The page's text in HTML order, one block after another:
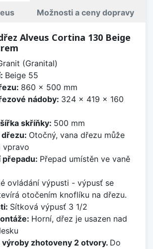
Možnosti a ceny dopravy
Alveus Cortina 130 Beige
(Granital)
Beige 55
860 x 500 mm
nádoby: 324 x 419 x 160
skříňky: 500 mm
Otočný, vana dřezu může
vpravo
přepadu: Přepad umístěn ve vaně
ovládání výpusti - výpusť se
otočením knoflíku na dřezu.
Sítková výpusť 3 1/2
Horní, dřez je usazen nad
výroby zhotoveny 2 otvory. Do